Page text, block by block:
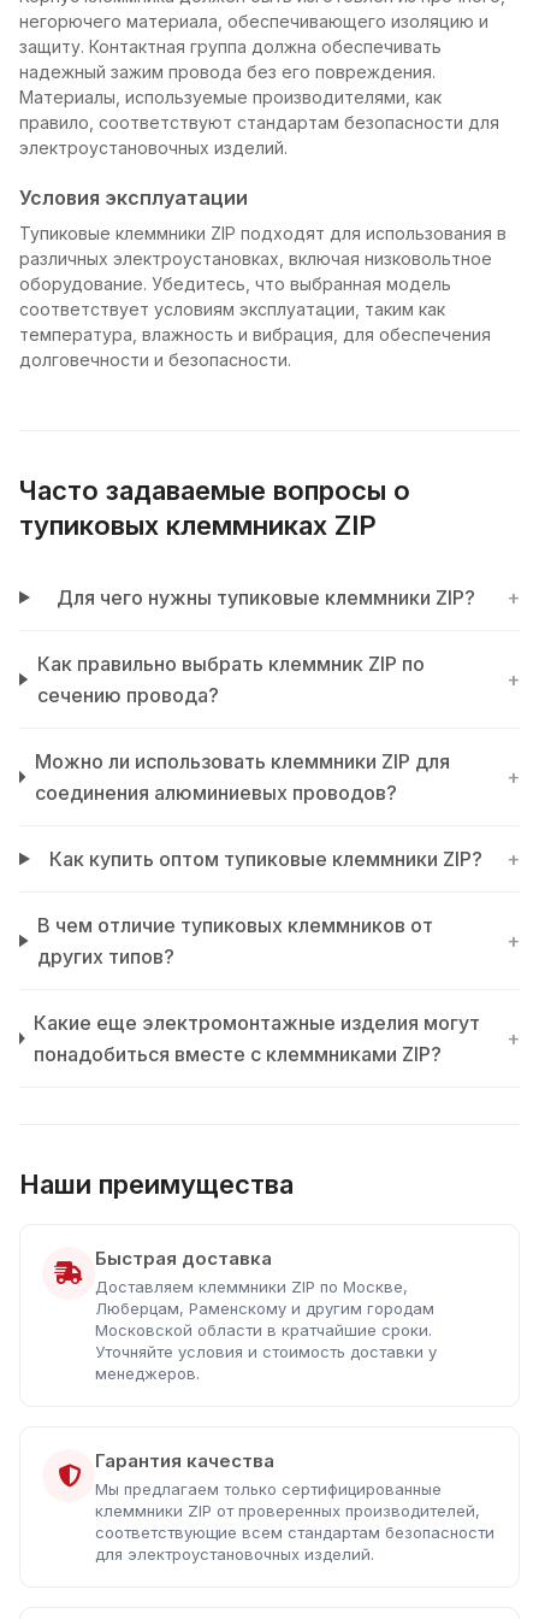
негорючего материала, обеспечивающего изоляцию и
защиту. Контактная группа должна обеспечивать
надежный зажим провода без его повреждения.
Материалы, используемые производителями, как
правило, соответствуют стандартам безопасности для
электроустановочных изделий.
Условия эксплуатации
Тупиковые клеммники ZIP подходят для использования в
различных электроустановках, включая низковольтное
оборудование. Убедитесь, что выбранная модель
соответствует условиям эксплуатации, таким как
температура, влажность и вибрация, для обеспечения
долговечности и безопасности.
Часто задаваемые вопросы о
тупиковых клеммниках ZIP
Для чего нужны тупиковые клеммники ZIP? +
Как правильно выбрать клеммник ZIP по
сечению провода?
+
Можно ли использовать клеммники ZIP для
соединения алюминиевых проводов?
+
Как купить оптом тупиковые клеммники ZIP? +
В чем отличие тупиковых клеммников от
других типов?
+
Какие еще электромонтажные изделия могут
понадобиться вместе с клеммниками ZIP?
+
Наши преимущества
Быстрая доставка
Доставляем клеммники ZIP по Москве,
Люберцам, Раменскому и другим городам
Московской области в кратчайшие сроки.
Уточняйте условия и стоимость доставки у
менеджеров.
Гарантия качества
Мы предлагаем только сертифицированные
клеммники ZIP от проверенных производителей,
соответствующие всем стандартам безопасности
для электроустановочных изделий.